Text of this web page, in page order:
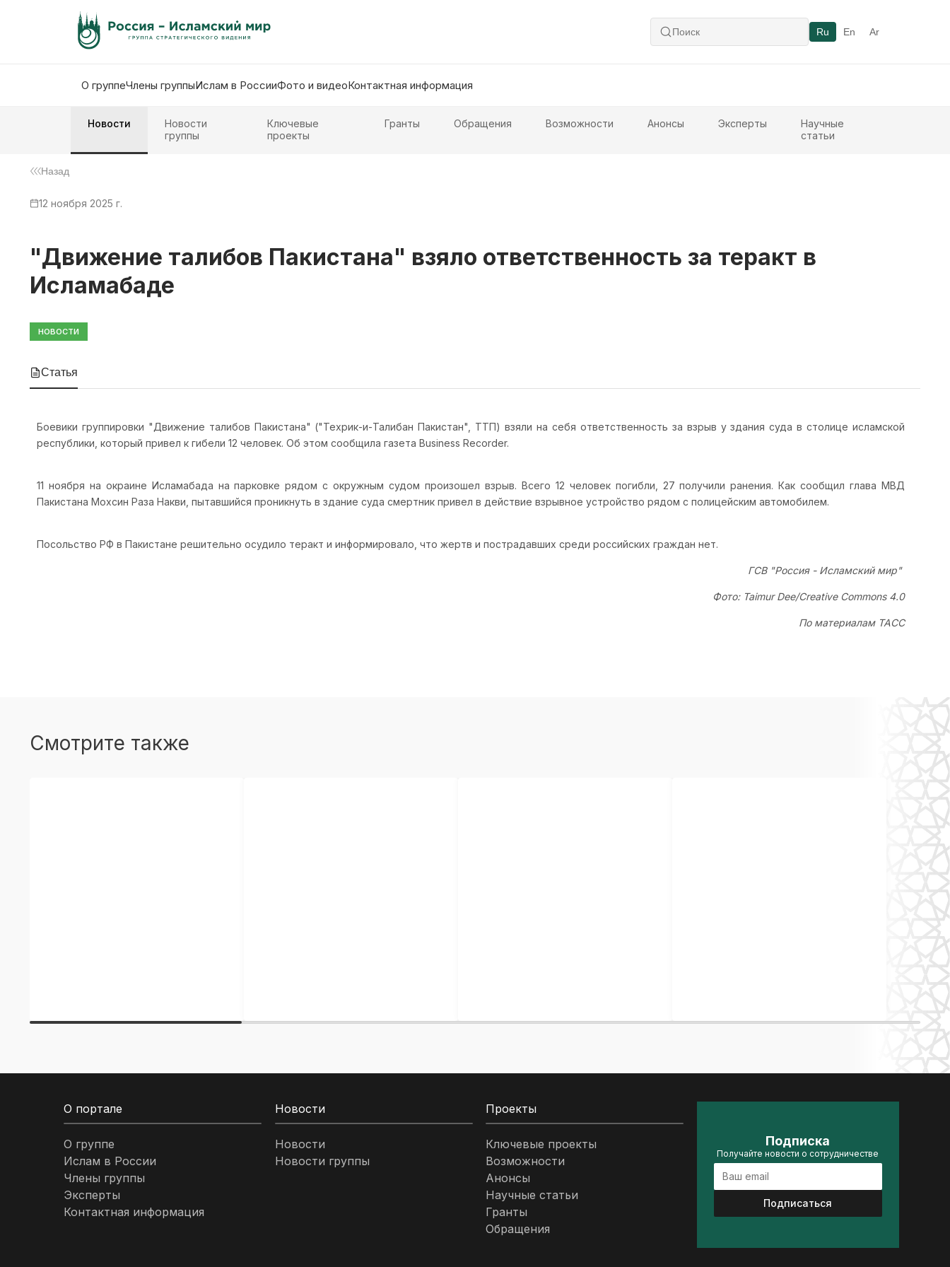
Ru En Ar
О группеЧлены группыИслам в РоссииФото и видеоКонтактная информация
Новости
Новости
группы
Ключевые
проекты
Гранты Обращения Возможности Анонсы Эксперты
Научные
статьи
Назад
12 ноября 2025 г.
"Движение талибов Пакистана" взяло ответственность за теракт в
Исламабаде
НОВОСТИ
Статья
Боевики группировки "Движение талибов Пакистана" ("Техрик-и-Талибан Пакистан", ТТП) взяли на себя ответственность за взрыв у здания суда в столице исламской
республики, который привел к гибели 12 человек. Об этом сообщила газета Business Recorder.
11 ноября на окраине Исламабада на парковке рядом с окружным судом произошел взрыв. Всего 12 человек погибли, 27 получили ранения. Как сообщил глава МВД
Пакистана Мохсин Раза Накви, пытавшийся проникнуть в здание суда смертник привел в действие взрывное устройство рядом с полицейским автомобилем.
Посольство РФ в Пакистане решительно осудило теракт и информировало, что жертв и пострадавших среди российских граждан нет.
ГСВ "Россия - Исламский мир"
Фото: Taimur Dee/Creative Commons 4.0
По материалам ТАСС
Смотрите также
О портале
О группе
Ислам в России
Члены группы
Эксперты
Контактная информация
Новости
Новости
Новости группы
Проекты
Ключевые проекты
Возможности
Анонсы
Научные статьи
Гранты
Обращения
Подписка
Получайте новости о сотрудничестве
Подписаться